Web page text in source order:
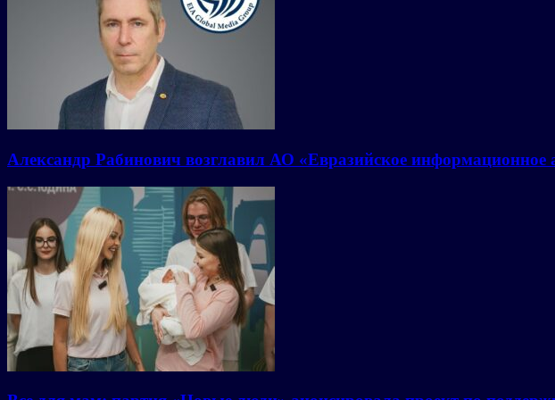
Александр Рабинович возглавил АО «Евразийское информационное